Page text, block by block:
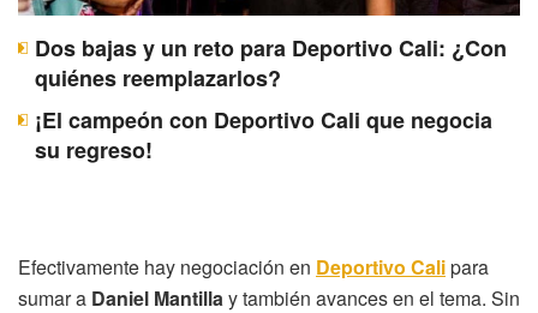
Dos bajas y un reto para Deportivo Cali: ¿Con
quiénes reemplazarlos?
¡El campeón con Deportivo Cali que negocia
su regreso!
Efectivamente hay negociación en Deportivo Calipara
sumar a Daniel Mantillay también avances en el tema. Sin